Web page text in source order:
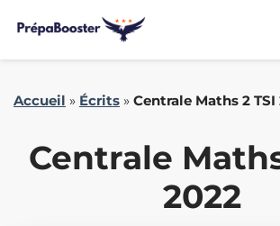
Aller
Accueil » Écrits » Centrale Maths 2 TSI
Centrale
2022